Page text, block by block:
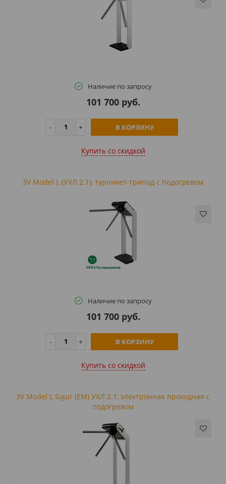
Наличие по запросу
101 700 руб.
В КОРЗИНУ
Купить cо скидкой
3V Model L (УХЛ 2.1), турникет-трипод с подогревом
Наличие по запросу
101 700 руб.
В КОРЗИНУ
Купить cо скидкой
3V Model L Sigur (EM) УХЛ 2.1, электронная проходная с
подогревом